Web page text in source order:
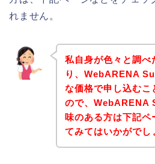
れません。
私自身が色々と調べ
り、WebARENA
な価格で申し込むこ
ので、WebARENA
味のある方は下記ペ
てみてはいかがでし